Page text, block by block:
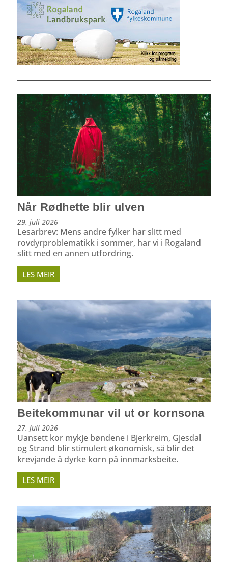
Når Rødhette blir ulven
29. juli 2026
Lesarbrev: Mens andre fylker har slitt med
rovdyrproblematikk i sommer, har vi i Rogaland
slitt med en annen utfordring.
LES MEIR
Beitekommunar vil ut or kornsona
27. juli 2026
Uansett kor mykje bøndene i Bjerkreim, Gjesdal
og Strand blir stimulert økonomisk, så blir det
krevjande å dyrke korn på innmarksbeite.
LES MEIR